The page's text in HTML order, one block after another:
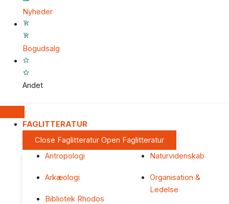
Nyheder
Bogudsalg
Andet
FAGLITTERATUR
Close Faglitteratur Open Faglitteratur
Antropologi
Arkæologi
Bibliotek Rhodos
Naturvidenskab
Organisation &
Ledelse